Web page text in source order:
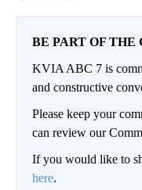
BE PART OF THE
KVIA ABC 7 is
and constructive
Please keep your
can review our
If you would like to
here.